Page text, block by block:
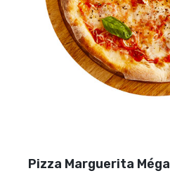
Pizza Marguerita Méga